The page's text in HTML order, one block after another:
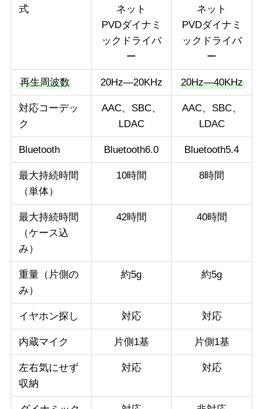
式
ネット
PVDダイナミ
ックドライバ
ー
ネット
PVDダイナミ
ックドライバ
ー
再生周波数 20Hz—20KHz 20Hz—40KHz
対応コーデッ
ク
AAC、SBC、
LDAC
AAC、SBC、
LDAC
Bluetooth Bluetooth6.0 Bluetooth5.4
最大持続時間
（単体）
10時間 8時間
最大持続時間
（ケース込
み）
42時間 40時間
重量（片側の
み）
約5g 約5g
イヤホン探し 対応 対応
内蔵マイク 片側1基 片側1基
左右気にせず
収納
対応 対応